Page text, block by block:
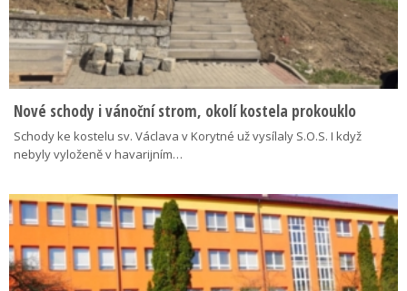
Nové schody i vánoční strom, okolí kostela prokouklo
Schody ke kostelu sv. Václava v Korytné už vysílaly S.O.S. I když
nebyly vyloženě v havarijním…